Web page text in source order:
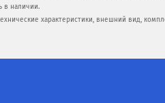
в наличии.
характеристики, внешний вид,